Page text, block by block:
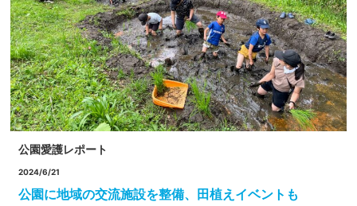
公園愛護レポート
2024/6/21
公園に地域の交流施設を整備、田植えイベントも